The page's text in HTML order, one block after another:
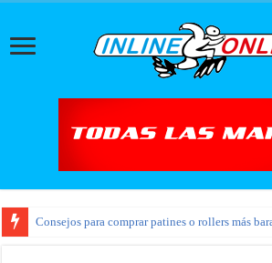
Consejos para comprar patines o rollers más